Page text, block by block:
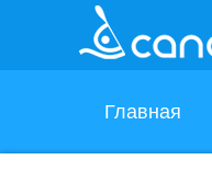
Главная